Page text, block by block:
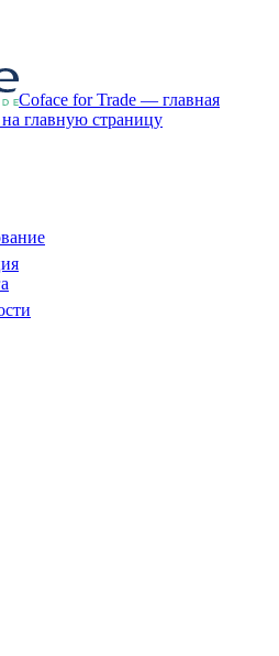
Coface for Trade — главная
главную страницу